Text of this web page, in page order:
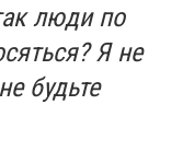
люди по
Я не
будьте